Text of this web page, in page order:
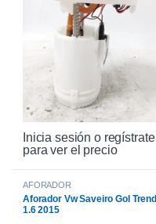
Inicia sesión o regístrate
para ver el precio
AFORADOR
Aforador Vw Saveiro Gol Trend
1.6 2015